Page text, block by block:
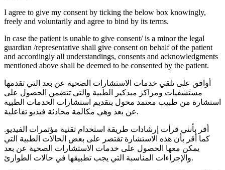
I agree to give my consent by ticking the below box knowingly,
freely and voluntarily and agree to bind by its terms.
In case the patient is unable to give consent/ is a minor the legal
guardian /representative shall give consent on behalf of the patient
and accordingly all understandings, consents and acknowledgments
mentioned above shall be deemed to be consented by the patient.
أوافق على تلقي خدمات الاستشارات الصحية عن بعد التي تقدمها
مستشفيات ومراكز ميدكير الطبية والتي تتضمن الحصول على
استشارة من طبيب معتمد مخول بتقديم استشارات الخدمات الطبية
عن بعد وهي مكالمة محادثة فيديو تفاعلية.
أقر بأنني قرأت إرشادات طريقة استخدام تقنية مؤتمرات الفيديو.
كما أقر بأن هذه الاستشارة تقتصر على بعض الحالات الطبية التي
يمكن معها الحصول على خدمات الاستشارات الصحية عن بعد
والإجراءات المناسبة التي يجب تطبيقها في حالات الطوارئ.